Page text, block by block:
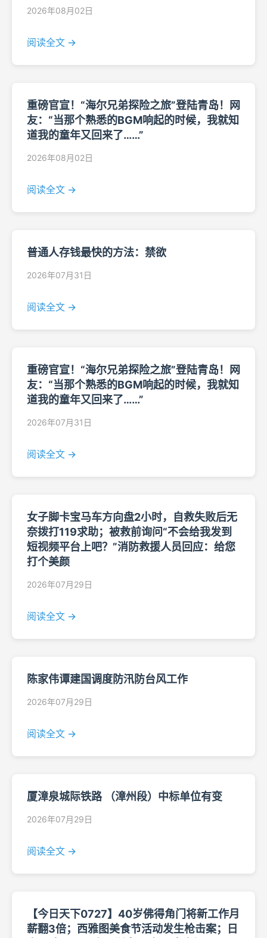
2026年08月02日
阅读全文 →
重磅官宣！“海尔兄弟探险之旅”登陆青岛！网
友：“当那个熟悉的BGM响起的时候，我就知
道我的童年又回来了……”
2026年08月02日
阅读全文 →
普通人存钱最快的方法：禁欲
2026年07月31日
阅读全文 →
重磅官宣！“海尔兄弟探险之旅”登陆青岛！网
友：“当那个熟悉的BGM响起的时候，我就知
道我的童年又回来了……”
2026年07月31日
阅读全文 →
女子脚卡宝马车方向盘2小时，自救失败后无
奈拨打119求助；被救前询问“不会给我发到
短视频平台上吧？”消防救援人员回应：给您
打个美颜
2026年07月29日
阅读全文 →
陈家伟谭建国调度防汛防台风工作
2026年07月29日
阅读全文 →
厦漳泉城际铁路 （漳州段）中标单位有变
2026年07月29日
阅读全文 →
【今日天下0727】40岁佛得角门将新工作月
薪翻3倍；西雅图美食节活动发生枪击案；日